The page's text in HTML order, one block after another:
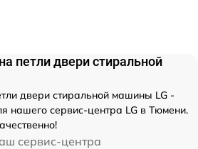
петли двери стиральной
двери стиральной машины LG -
нашего сервис-центра LG в Тюмени.
сервис-центра